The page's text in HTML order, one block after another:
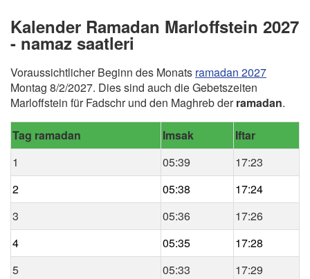
Kalender Ramadan Marloffstein 2027
- namaz saatleri
Voraussichtlicher Beginn des Monats ramadan 2027
Montag 8/2/2027. Dies sind auch die Gebetszeiten
Marloffstein für Fadschr und den Maghreb derramadan.
Tag ramadan Imsak
Iftar
1
05:39
17:23
2
05:38
17:24
3
05:36
17:26
4
05:35
17:28
5
05:33
17:29